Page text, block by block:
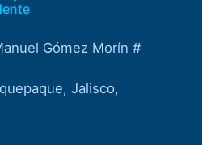
Gómez Morín #
Jalisco,